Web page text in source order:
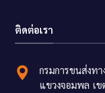
ติดต่อเรา
กรมการขนส่งท
แขวงจอมพล เ